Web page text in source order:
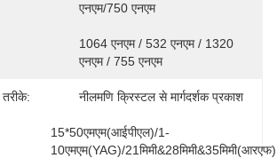
एनएम/750 एनएम
1064 एनएम / 532 एनएम / 1320
एनएम / 755 एनएम
नीलमणि क्रिस्टल से मार्गदर्शक प्रकाश
15*50एमएम(आईपीएल)/1-
10एमएम(YAG)/21मिमी&28मिमी&35मिमी(आरएफ)